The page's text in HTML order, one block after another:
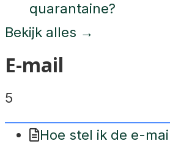
quarantaine?
Bekijk alles →
E-mail
5
Hoe stel ik de e-